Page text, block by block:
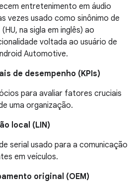
entretenimento em áudio
vezes usado como sinônimo de
na sigla em inglês) ao
voltada ao usuário de
Automotive.
de desempenho (KPIs)
para avaliar fatores cruciais
uma organização.
local (LIN)
serial usado para a comunicação
em veículos.
original (OEM)